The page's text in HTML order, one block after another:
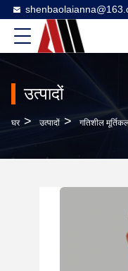
उत्पादों
घर > उत्पादों > गतिशील